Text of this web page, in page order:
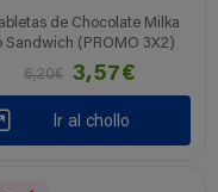
de Chocolate Milka
Sandwich (PROMO 3X2)
6,20€
3,57€
Ir al chollo